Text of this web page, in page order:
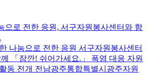
으로 전한 응원, 서구자원봉사센터와 함
나눔으로 전한 응원 서구자원봉사센터
「잠깐! 쉬어가세요.」 폭염 대응 자원
동 전개 전남광주통합특별시광주자원